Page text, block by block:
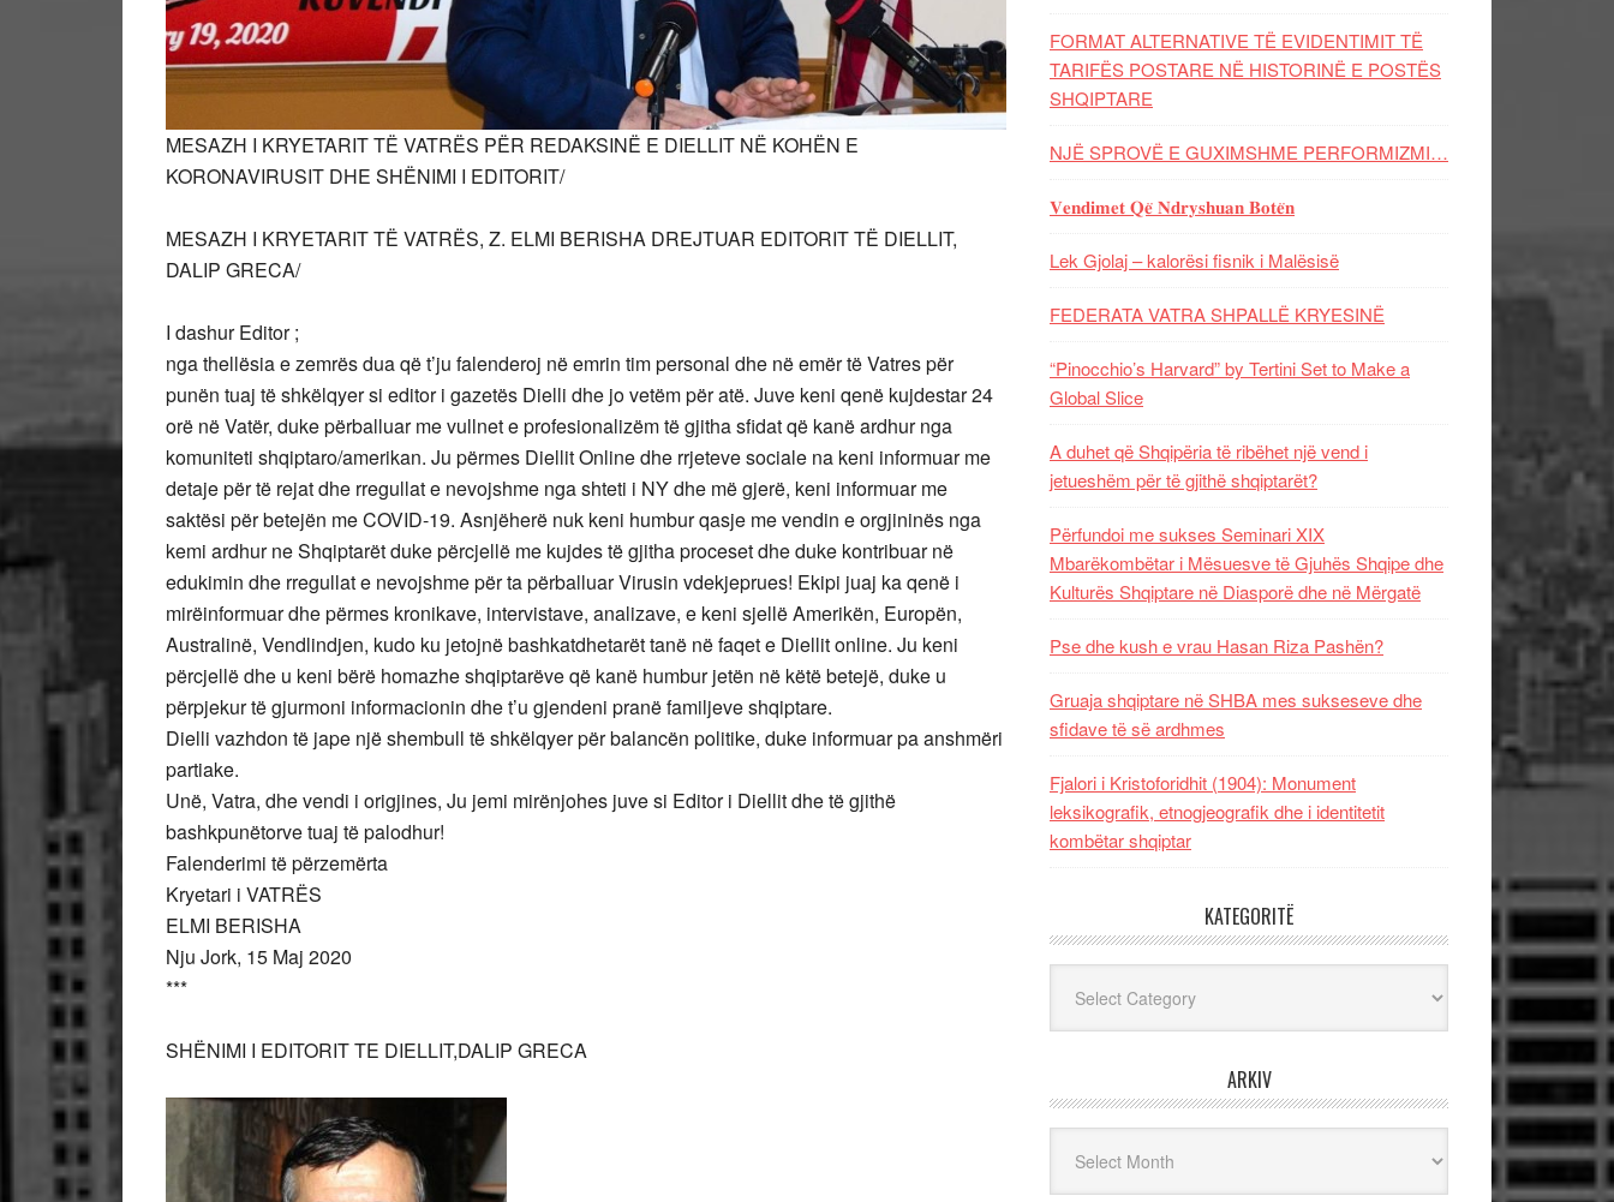
MESAZH I KRYETARIT TË VATRËS PËR REDAKSINË E DIELLIT NË KOHËN E
KORONAVIRUSIT DHE SHËNIMI I EDITORIT/
MESAZH I KRYETARIT TË VATRËS, Z. ELMI BERISHA DREJTUAR EDITORIT TË DIELLIT,
DALIP GRECA/
I dashur Editor ;
nga thellësia e zemrës dua që t’ju falenderoj në emrin tim personal dhe në emër të Vatres për
punën tuaj të shkëlqyer si editor i gazetës Dielli dhe jo vetëm për atë. Juve keni qenë kujdestar 24
orë në Vatër, duke përballuar me vullnet e profesionalizëm të gjitha sfidat që kanë ardhur nga
komuniteti shqiptaro/amerikan. Ju përmes Diellit Online dhe rrjeteve sociale na keni informuar me
detaje për të rejat dhe rregullat e nevojshme nga shteti i NY dhe më gjerë, keni informuar me
saktësi për betejën me COVID-19. Asnjëherë nuk keni humbur qasje me vendin e orgjininës nga
kemi ardhur ne Shqiptarët duke përcjellë me kujdes të gjitha proceset dhe duke kontribuar në
edukimin dhe rregullat e nevojshme për ta përballuar Virusin vdekjeprues! Ekipi juaj ka qenë i
mirëinformuar dhe përmes kronikave, intervistave, analizave, e keni sjellë Amerikën, Europën,
Australinë, Vendlindjen, kudo ku jetojnë bashkatdhetarët tanë në faqet e Diellit online. Ju keni
përcjellë dhe u keni bërë homazhe shqiptarëve që kanë humbur jetën në këtë betejë, duke u
përpjekur të gjurmoni informacionin dhe t’u gjendeni pranë familjeve shqiptare.
Dielli vazhdon të jape një shembull të shkëlqyer për balancën politike, duke informuar pa anshmëri
partiake.
Unë, Vatra, dhe vendi i origjines, Ju jemi mirënjohes juve si Editor i Diellit dhe të gjithë
bashkpunëtorve tuaj të palodhur!
Falenderimi të përzemërta
Kryetari i VATRËS
ELMI BERISHA
Nju Jork, 15 Maj 2020
***
SHËNIMI I EDITORIT TE DIELLIT,DALIP GRECA
FORMAT ALTERNATIVE TË EVIDENTIMIT TË
TARIFËS POSTARE NË HISTORINË E POSTËS
SHQIPTARE
NJË SPROVË E GUXIMSHME PERFORMIZMI…
𝐕𝐞𝐧𝐝𝐢𝐦𝐞𝐭 𝐐𝐞̈ 𝐍𝐝𝐫𝐲𝐬𝐡𝐮𝐚𝐧 𝐁𝐨𝐭𝐞̈𝐧
Lek Gjolaj – kalorësi fisnik i Malësisë
FEDERATA VATRA SHPALLË KRYESINË
“Pinocchio’s Harvard” by Tertini Set to Make a
Global Slice
A duhet që Shqipëria të ribëhet një vend i
jetueshëm për të gjithë shqiptarët?
Përfundoi me sukses Seminari XIX
Mbarëkombëtar i Mësuesve të Gjuhës Shqipe dhe
Kulturës Shqiptare në Diasporë dhe në Mërgatë
Pse dhe kush e vrau Hasan Riza Pashën?
Gruaja shqiptare në SHBA mes sukseseve dhe
sfidave të së ardhmes
Fjalori i Kristoforidhit (1904): Monument
leksikografik, etnogjeografik dhe i identitetit
kombëtar shqiptar
KATEGORITË
ARKIV